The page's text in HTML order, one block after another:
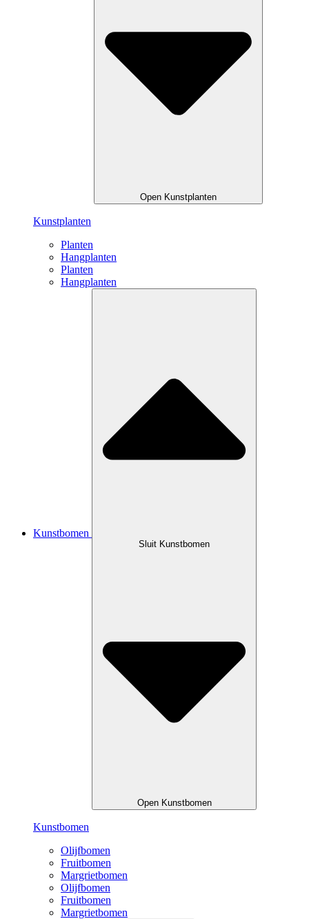
Open Kunstplanten
Kunstplanten
Planten
Hangplanten
Planten
Hangplanten
Kunstbomen
Sluit Kunstbomen
Open Kunstbomen
Kunstbomen
Olijfbomen
Fruitbomen
Margrietbomen
Olijfbomen
Fruitbomen
Margrietbomen